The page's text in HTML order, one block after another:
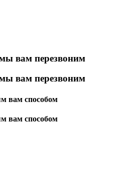
вам перезвоним
вам перезвоним
вам способом
вам способом